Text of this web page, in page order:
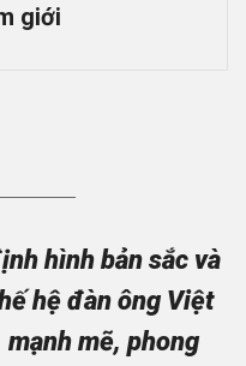
giới
hình bản sắc và
hệ đàn ông Việt
mẽ, phong